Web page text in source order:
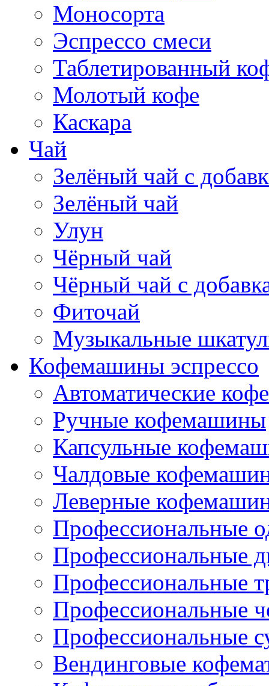
Моносорта
Эспрессо смеси
Таблетированный
Молотый кофе
Каскара
Чай
Зелёный чай с
Зелёный чай
Улун
Чёрный чай
Чёрный чай с
Фиточай
Музыкальные
Кофемашины эспрессо
Автоматические
Ручные кофемашины
Капсульные
Чалдовые
Леверные
Профессиональные
Профессиональные
Профессиональные
Профессиональные
Профессиональные
Вендинговые